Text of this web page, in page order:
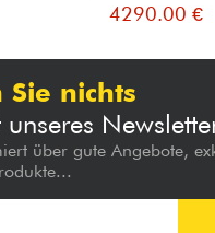
4290.00 €
Sie nichts
über gute Angebote,